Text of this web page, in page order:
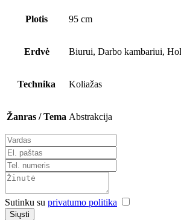
Plotis 95 cm
Erdvė Biurui, Darbo kambariui,
Technika Koliažas
Žanras / Tema Abstrakcija
Sutinku su privatumo politika
Siųsti